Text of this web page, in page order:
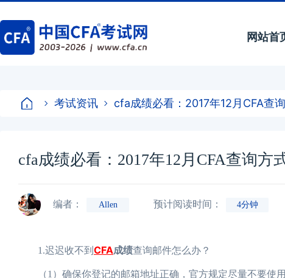
网站首
考试资讯 cfa成绩必看：2017年12月CFA查
cfa成绩必看：2017年12月CFA查询方
编者： Allen 预计阅读时间： 4分钟
1.迟迟收不到 CFA成绩查询邮件怎么办？
（1）确保你登记的邮箱地址正确，官方规定尽量不要使用